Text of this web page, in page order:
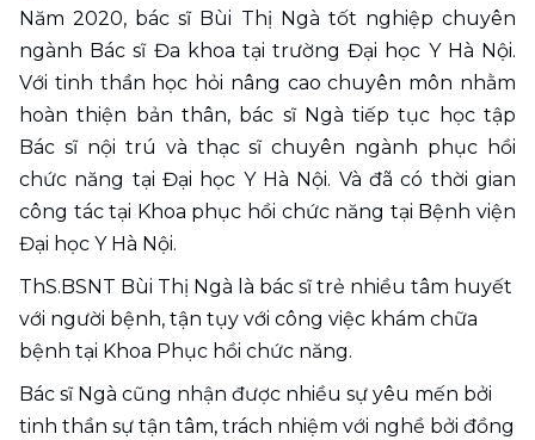
Năm 2020, bác sĩ Bùi Thị Ngà tốt nghiệp chuyên
ngành Bác sĩ Đa khoa tại trường Đại học Y Hà Nội.
Với tinh thần học hỏi nâng cao chuyên môn nhằm
hoàn thiện bản thân, bác sĩ Ngà tiếp tục học tập
Bác sĩ nội trú và thạc sĩ chuyên ngành phục hồi
chức năng tại Đại học Y Hà Nội. Và đã có thời gian
công tác tại Khoa phục hồi chức năng tại Bệnh viện
Đại học Y Hà Nội.
ThS.BSNT Bùi Thị Ngà là bác sĩ trẻ nhiều tâm huyết
với người bệnh, tận tụy với công việc khám chữa
bệnh tại Khoa Phục hồi chức năng.
Bác sĩ Ngà cũng nhận được nhiều sự yêu mến bởi
tinh thần sự tận tâm, trách nhiệm với nghề bởi đồng